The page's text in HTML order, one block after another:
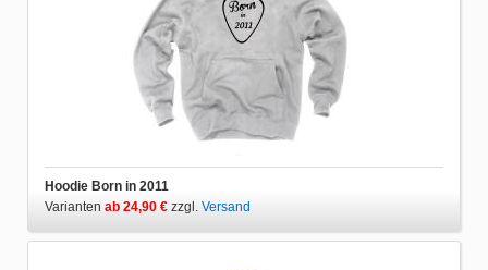
Hoodie Born in 2011
Varianten ab 24,90 € zzgl. Versand